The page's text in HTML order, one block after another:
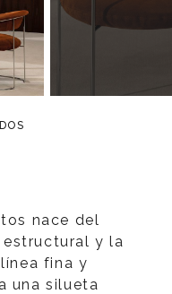
nace del
y la
fina y
una silueta